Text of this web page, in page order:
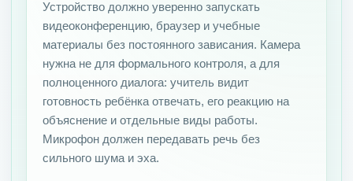
Устройство должно уверенно запускать
видеоконференцию, браузер и учебные
материалы без постоянного зависания. Камера
нужна не для формального контроля, а для
полноценного диалога: учитель видит
готовность ребёнка отвечать, его реакцию на
объяснение и отдельные виды работы.
Микрофон должен передавать речь без
сильного шума и эха.